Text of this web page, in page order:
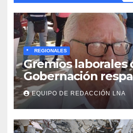
* REGIONALES
Gremios laborales
Gobernación
propuesta de
Recreativo de 100
para jubilados,
activos
EQUIPO DE REDACCIÓN LNA